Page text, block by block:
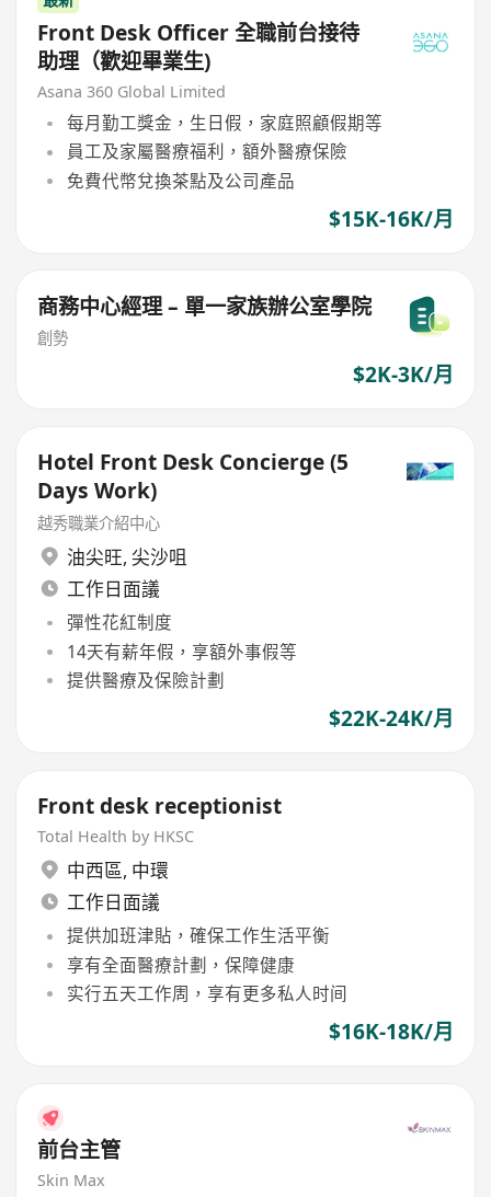
Front Desk Officer 全職前台接待
助理（歡迎畢業生)
Asana 360 Global Limited
每月勤工獎金，生日假，家庭照顧假期等
員工及家屬醫療福利，額外醫療保險
免費代幣兌換茶點及公司產品
$15K-16K/月
商務中心經理 – 單一家族辦公室學院
創勢
$2K-3K/月
Hotel Front Desk Concierge (5
Days Work)
越秀職業介紹中心
油尖旺, 尖沙咀
工作日面議
彈性花紅制度
14天有薪年假，享額外事假等
提供醫療及保險計劃
$22K-24K/月
Front desk receptionist
Total Health by HKSC
中西區, 中環
工作日面議
提供加班津貼，確保工作生活平衡
享有全面醫療計劃，保障健康
实行五天工作周，享有更多私人时间
$16K-18K/月
前台主管
Skin Max